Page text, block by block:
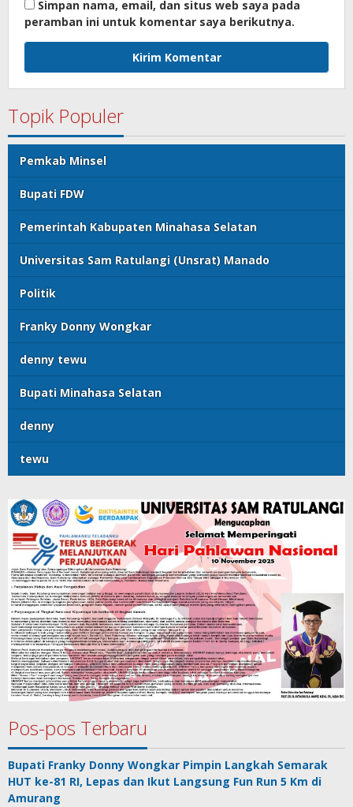
Simpan nama, email, dan situs web saya pada
peramban ini untuk komentar saya berikutnya.
Topik Populer
Pemkab Minsel
Bupati FDW
Pemerintah Kabupaten Minahasa Selatan
Universitas Sam Ratulangi (Unsrat) Manado
Politik
Franky Donny Wongkar
denny tewu
Bupati Minahasa Selatan
denny
tewu
Pos-pos Terbaru
Bupati Franky Donny Wongkar Pimpin Langkah Semarak
HUT ke-81 RI, Lepas dan Ikut Langsung Fun Run 5 Km di
Amurang